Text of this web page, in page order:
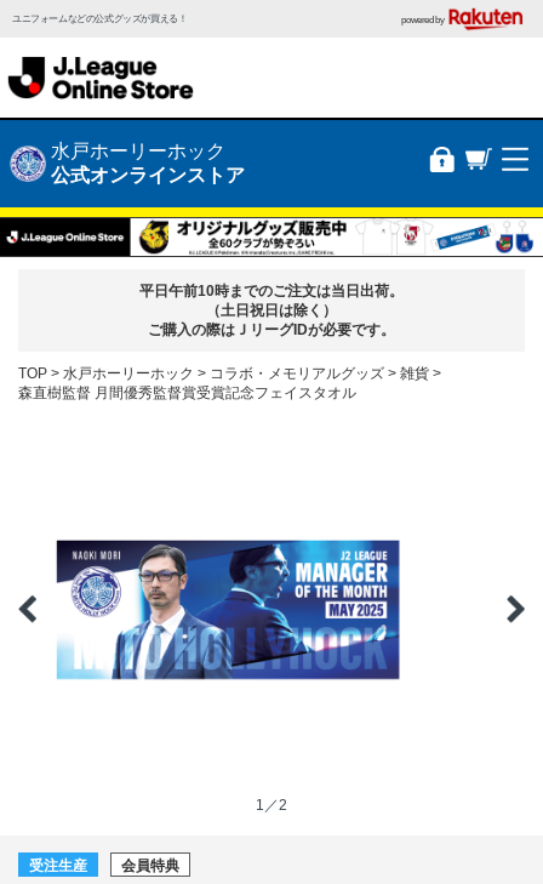
ユニフォームなどの公式グッズが買える！ powered by
水戸ホーリーホック
公式オンラインストア
平日午前10時までのご注文は当日出荷。
（土日祝日は除く）
ご購入の際はＪリーグIDが必要です。
TOP 水戸ホーリーホック コラボ・メモリアルグッズ
雑貨
森直樹監督 月間優秀監督賞受賞記念フェイスタオル
1／2
受注生産 会員特典